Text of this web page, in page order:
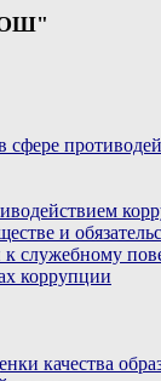
и
служебному
коррупции
качества